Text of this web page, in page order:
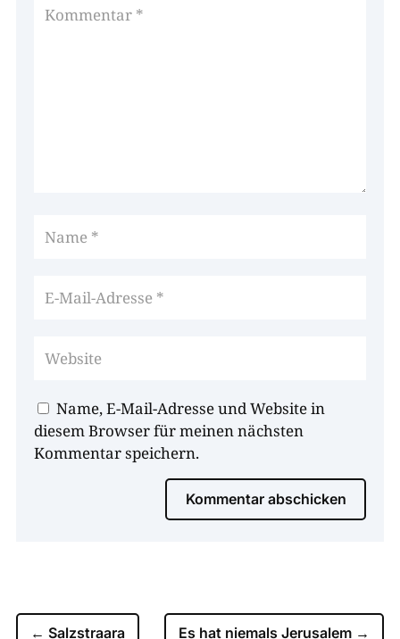
Name, E-Mail-Adresse und Website in
diesem Browser für meinen nächsten
Kommentar speichern.
Kommentar abschicken
← Salzstraara Es hat niemals Jerusalem →